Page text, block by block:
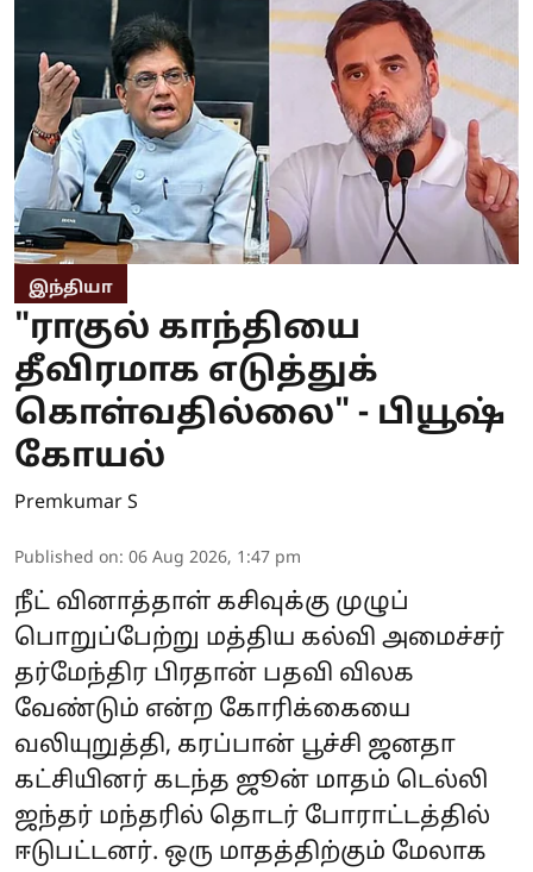
இந்தியா
"ராகுல் காந்தியை
தீவிரமாக எடுத்துக்
கொள்வதில்லை" - பியூஷ்
கோயல்
Premkumar S
Published on: 06 Aug 2026, 1:47 pm
நீட் வினாத்தாள் கசிவுக்கு முழுப்
பொறுப்பேற்று மத்திய கல்வி அமைச்சர்
தர்மேந்திர பிரதான் பதவி விலக
வேண்டும் என்ற கோரிக்கையை
வலியுறுத்தி, கரப்பான் பூச்சி ஜனதா
கட்சியினர் கடந்த ஜூன் மாதம் டெல்லி
ஜந்தர் மந்தரில் தொடர் போராட்டத்தில்
ஈடுபட்டனர். ஒரு மாதத்திற்கும் மேலாக